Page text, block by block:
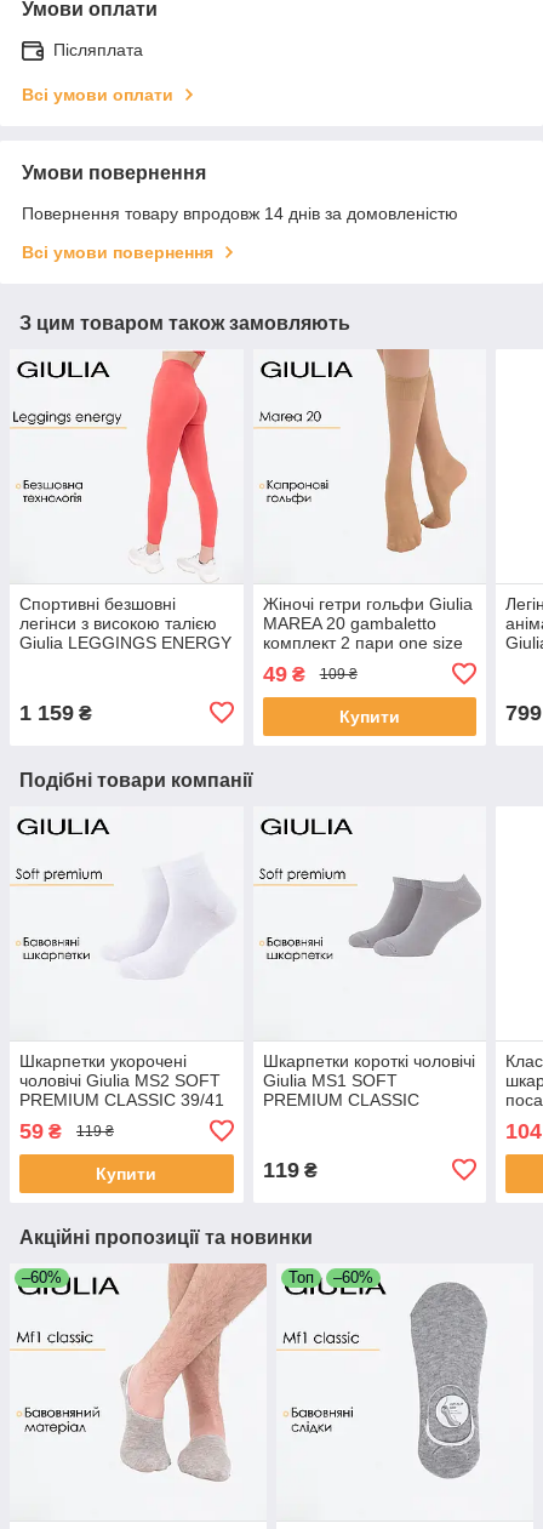
Умови оплати
Післяплата
Всі умови оплати
Умови повернення
Повернення товару впродовж 14 днів за домовленістю
Всі умови повернення
З цим товаром також замовляють
Спортивні безшовні
легінси з високою талією
Giulia LEGGINGS ENERGY
1 159 ₴
Жіночі гетри гольфи Giulia
MAREA 20 gambaletto
комплект 2 пари one size
класичні, з гумкою
49₴ 109 ₴
Купити 799
Подібні товари компанії
Шкарпетки укорочені
чоловічі Giulia MS2 SOFT
PREMIUM CLASSIC 39/41
короткі спорт
59 ₴ 119 ₴
Купити
Шкарпетки короткі чоловічі
Giulia MS1 SOFT
PREMIUM CLASSIC
119₴
43/
104
Акційні пропозиції та новинки
–60% Топ –60%